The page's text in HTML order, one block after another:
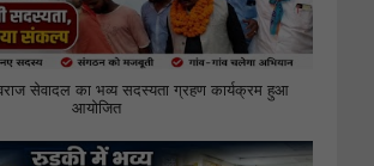
सेवादल का भव्य सदस्यता ग्रहण कार्यक्रम हुआ
आयोजित